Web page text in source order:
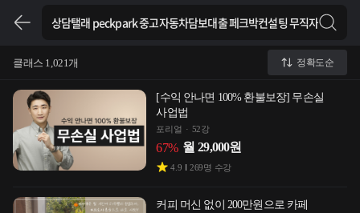
클래스 1,021개 정확도순
[수익 안나면 100% 환불보장] 무손실
사업법
포리얼 52강
67% 월 29,000원
4.9 269명 수강
커피 머신 없이 200만원으로 카페